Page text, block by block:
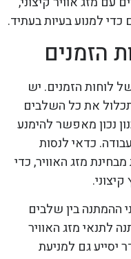
כדי למנוע בעיות בעתיד.
הזמנים
לוחות הזמנים. יש
את כל השלבים
נכון מאפשר להימנע
כדאי לנסות
מזג האוויר, כדי
ההמתנה בין שלבים
לתנאי מזג האוויר
יסייע גם למניעת